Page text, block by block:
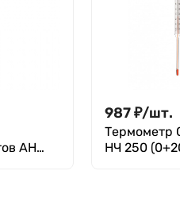
АН
987 ₽/шт.
Термометр
НЧ 250